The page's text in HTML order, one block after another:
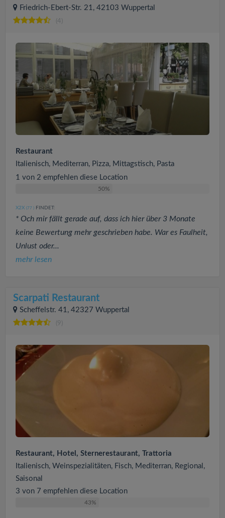
Friedrich-Ebert-Str. 21, 42103 Wuppertal
(4)
Restaurant
Italienisch, Mediterran, Pizza, Mittagstisch, Pasta
1 von 2 empfehlen diese Location
50%
X2X (77 ) FINDET:
* Och mir fällt gerade auf, dass ich hier über 3 Monate
keine Bewertung mehr geschrieben habe. War es Faulheit,
Unlust oder...
mehr lesen
Scarpati Restaurant
Scheffelstr. 41, 42327 Wuppertal
(9)
Restaurant, Hotel, Sternerestaurant, Trattoria
Italienisch, Weinspezialitäten, Fisch, Mediterran, Regional,
Saisonal
3 von 7 empfehlen diese Location
43%